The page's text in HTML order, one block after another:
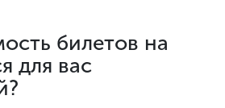
билетов на
для вас